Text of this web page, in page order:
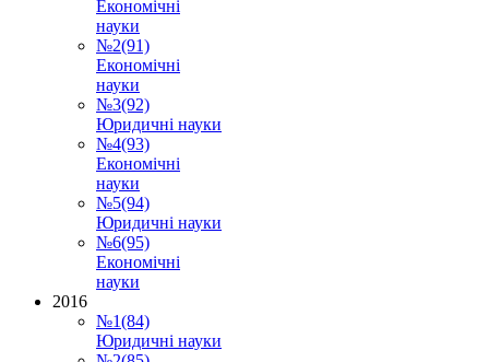
Економічні
науки
№2(91)
Економічні
науки
№3(92)
Юридичні науки
№4(93)
Економічні
науки
№5(94)
Юридичні науки
№6(95)
Економічні
науки
2016
№1(84)
Юридичні науки